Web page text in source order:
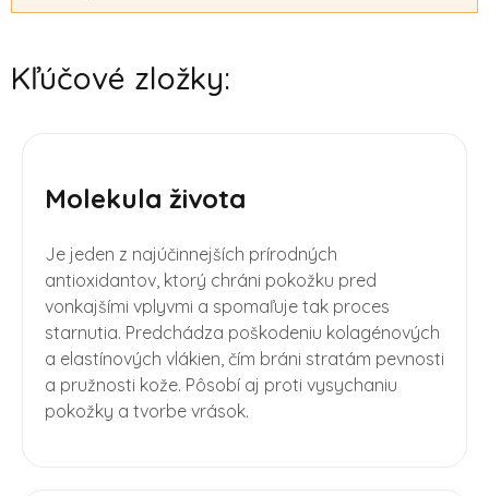
Kľúčové zložky:
Molekula života
Je jeden z najúčinnejších prírodných
antioxidantov, ktorý chráni pokožku pred
vonkajšími vplyvmi a spomaľuje tak proces
starnutia. Predchádza poškodeniu kolagénových
a elastínových vlákien, čím bráni stratám pevnosti
a pružnosti kože. Pôsobí aj proti vysychaniu
pokožky a tvorbe vrások.